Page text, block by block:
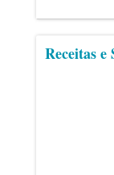
Receitas